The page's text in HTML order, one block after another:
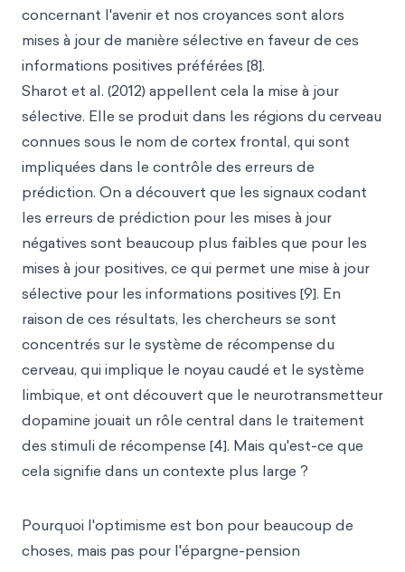
concernant l'avenir et nos croyances sont alors
mises à jour de manière sélective en faveur de ces
informations positives préférées [8].
Sharot et al. (2012) appellent cela la mise à jour
sélective. Elle se produit dans les régions du cerveau
connues sous le nom de cortex frontal, qui sont
impliquées dans le contrôle des erreurs de
prédiction. On a découvert que les signaux codant
les erreurs de prédiction pour les mises à jour
négatives sont beaucoup plus faibles que pour les
mises à jour positives, ce qui permet une mise à jour
sélective pour les informations positives [9]. En
raison de ces résultats, les chercheurs se sont
concentrés sur le système de récompense du
cerveau, qui implique le noyau caudé et le système
limbique, et ont découvert que le neurotransmetteur
dopamine jouait un rôle central dans le traitement
des stimuli de récompense [4]. Mais qu'est-ce que
cela signifie dans un contexte plus large ?
Pourquoi l'optimisme est bon pour beaucoup de
choses, mais pas pour l'épargne-pension